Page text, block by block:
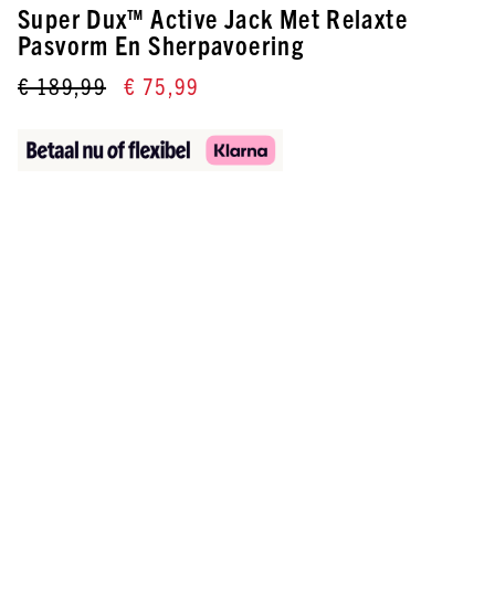
Super Dux™ Active Jack Met Relaxte
Pasvorm En Sherpavoering
€ 189,99 € 75,99